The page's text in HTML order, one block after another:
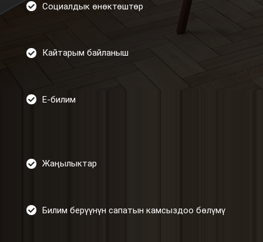
Социалдык өнөктөштөр
Кайтарым байланыш
Е-билим
Жаңылыктар
Билим берүүнүн сапатын камсыздоо бөлүмү